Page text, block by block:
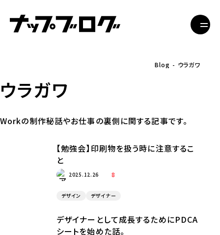
Blog ウラガワ
ウラガワ
Workの制作秘話やお仕事の裏側に関する記事です。
【勉強会】印刷物を扱う時に注意するこ
と
2025.12.26 8
デザイン デザイナー
デザイナーとして成長するためにPDCA
シートを始めた話。